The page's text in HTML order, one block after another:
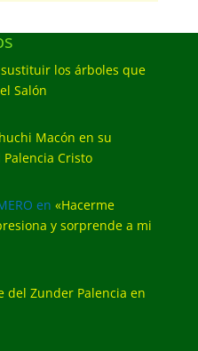
los árboles que
Salón
Macón en su
Cristo
en «Hacerme
y sorprende a mi
del Zunder Palencia en